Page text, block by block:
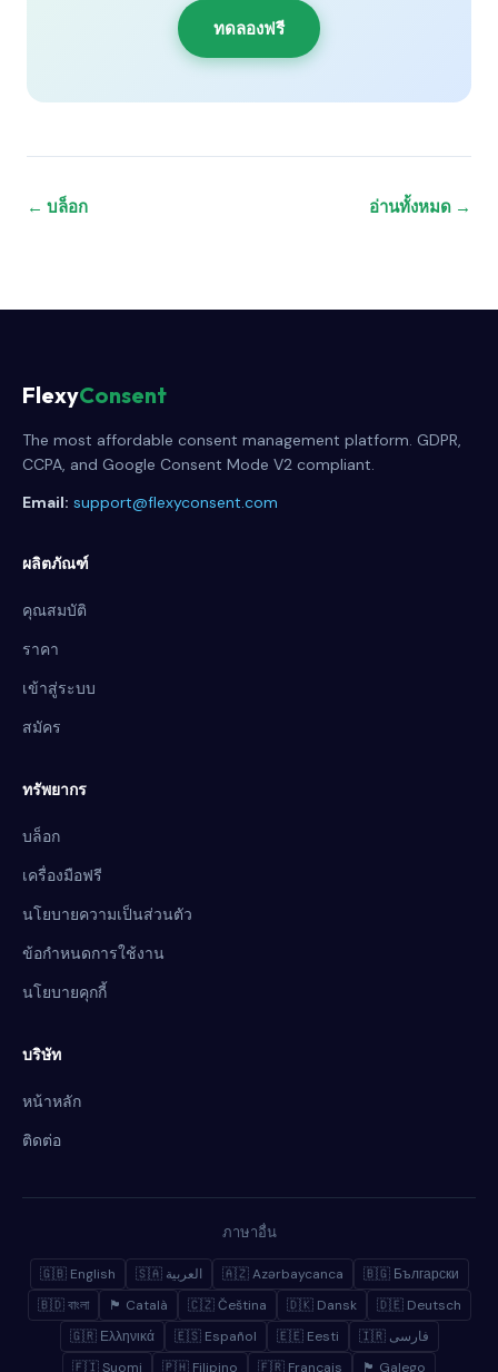
ทดลองฟรี
← บล็อก อ่านทั้งหมด →
FlexyConsent
The most affordable consent management platform. GDPR,
CCPA, and Google Consent Mode V2 compliant.
Email: support@flexyconsent.com
ผลิตภัณฑ์
คุณสมบัติ
ราคา
เข้าสู่ระบบ
สมัคร
ทรัพยากร
บล็อก
เครื่องมือฟรี
นโยบายความเป็นส่วนตัว
ข้อกำหนดการใช้งาน
นโยบายคุกกี้
บริษัท
หน้าหลัก
ติดต่อ
ภาษาอื่น
🇬🇧 English 🇸🇦 العربية 🇦🇿 Azərbaycanca
🇧🇬 Български
🇧🇩 বাংলা
🏴 Català 🇨🇿 Čeština 🇩🇰 Dansk
🇩🇪 Deutsch
🇬🇷 Ελληνικά
🇪🇸 Español 🇪🇪 Eesti
🇮🇷 فارسی
🇫🇮 Suomi
🇵🇭 Filipino 🇫🇷 Français 🏴 Galego